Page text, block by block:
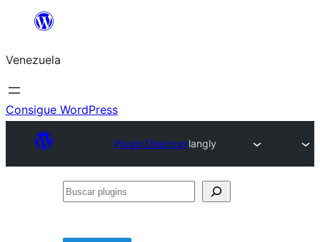
Saltar
contenido
Venezuela
Consigue WordPress
Plugin Directorylangly
Buscar